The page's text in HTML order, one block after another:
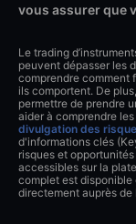
vous assurer que
Le trading
peuvent dépasser les
comprendre comment
ils comportent. De
permettre de prendre
aider à comprendre
divulgation des
d'informations clés
risques et
accessibles sur la
complet est disponible
directement auprès de